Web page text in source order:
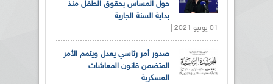
حول المساس بحقوق الطفل منذ
بداية السنة الجارية
01 يونيو 2021 |
صدور أمر رئاسي يعدل ويتمم الأمر
المتضمن قانون المعاشات
العسكرية